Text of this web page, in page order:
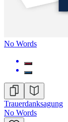
No Words
Trauerdanksagung
No Words